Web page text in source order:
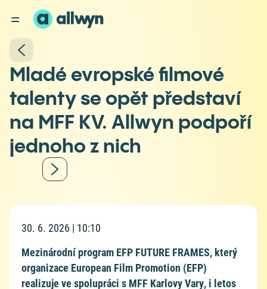
Mladé evropské filmové
talenty se opět představí
na MFF KV. Allwyn podpoří
jednoho z nich
30. 6. 2026 | 10:10
Mezinárodní program EFP FUTURE FRAMES, který
organizace European Film Promotion (EFP)
realizuje ve spolupráci s MFF Karlovy Vary, i letos